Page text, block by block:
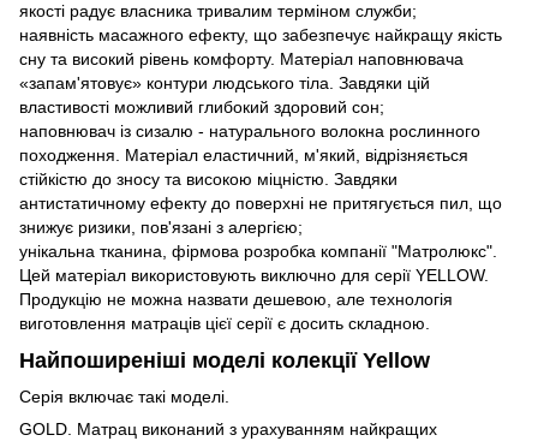
якості радує власника тривалим терміном служби;
наявність масажного ефекту, що забезпечує найкращу якість
сну та високий рівень комфорту. Матеріал наповнювача
«запам'ятовує» контури людського тіла. Завдяки цій
властивості можливий глибокий здоровий сон;
наповнювач із сизалю - натурального волокна рослинного
походження. Матеріал еластичний, м'який, відрізняється
стійкістю до зносу та високою міцністю. Завдяки
антистатичному ефекту до поверхні не притягується пил, що
знижує ризики, пов'язані з алергією;
унікальна тканина, фірмова розробка компанії "Матролюкс".
Цей матеріал використовують виключно для серії YELLOW.
Продукцію не можна назвати дешевою, але технологія
виготовлення матраців цієї серії є досить складною.
Найпоширеніші моделі колекції Yellow
Серія включає такі моделі.
GOLD. Матрац виконаний з урахуванням найкращих